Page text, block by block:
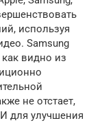
используя
Samsung
видно из
не отстает,
для улучшения